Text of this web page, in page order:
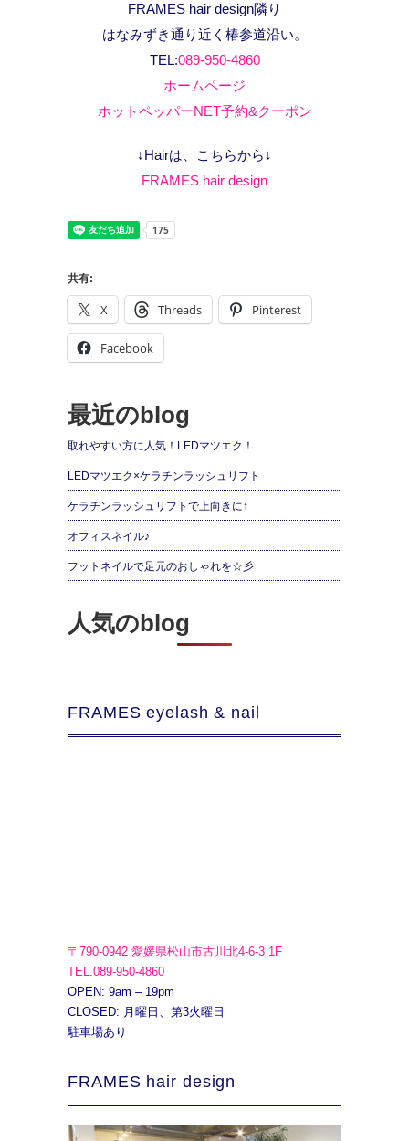
FRAMES hair design隣り
はなみずき通り近く椿参道沿い。
TEL:089-950-4860
ホームページ
ホットペッパーNET予約&クーポン
↓Hairは、こちらから↓
FRAMES hair design
共有:
X Threads Pinterest
Facebook
最近のblog
取れやすい方に人気！LEDマツエク！
LEDマツエク×ケラチンラッシュリフト
ケラチンラッシュリフトで上向きに↑
オフィスネイル♪
フットネイルで足元のおしゃれを☆彡
人気のblog
FRAMES eyelash & nail
〒790-0942 愛媛県松山市古川北4-6-3 1F
TEL.089-950-4860
OPEN: 9am – 19pm
CLOSED: 月曜日、第3火曜日
駐車場あり
FRAMES hair design